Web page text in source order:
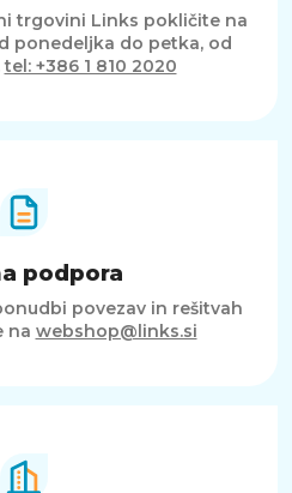
trgovini Links pokličite na
ponedeljka do petka, od
tel: +386 1 810 2020
podpora
povezav in rešitvah
na webshop@links.si